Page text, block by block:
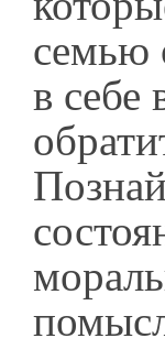
семью
в себе